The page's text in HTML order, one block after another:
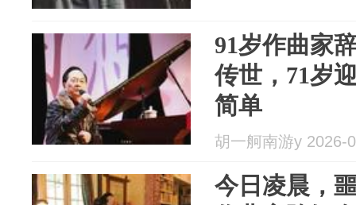
91岁作曲家
传世，71岁
简单
胡一舸南游y 2026-
今日凌晨，